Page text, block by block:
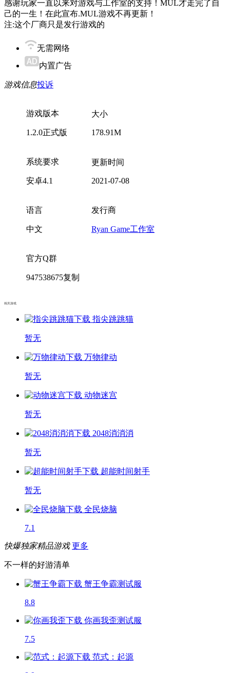
感谢玩家一直以来对游戏与工作室的支持！MUL才走完了自
己的一生！在此宣布.MUL游戏不再更新！
注:这个厂商只是发行游戏的
无需网络
内置广告
游戏信息投诉
游戏版本
1.2.0正式版
大小
178.91M
系统要求
安卓4.1
更新时间
2021-07-08
语言
中文
发行商
Ryan Game工作室
官方Q群
947538675复制
相关游戏
指尖跳跳猫
暂无
万物律动
暂无
动物迷宫
暂无
2048消消消
暂无
超能时间射手
暂无
全民烧脑
7.1
快爆独家精品游戏 更多
不一样的好游清单
蟹王争霸测试服
8.8
你画我歪测试服
7.5
范式：起源